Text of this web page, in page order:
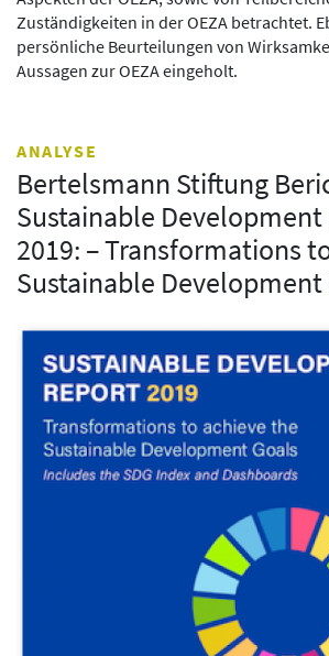
Zuständigkeiten in der OEZA betrachtet.
persönliche Beurteilungen von
Aussagen zur OEZA eingeholt.
ANALYSE
Bertelsmann Stiftung
Sustainable
2019: – Transformations
Sustainable Development